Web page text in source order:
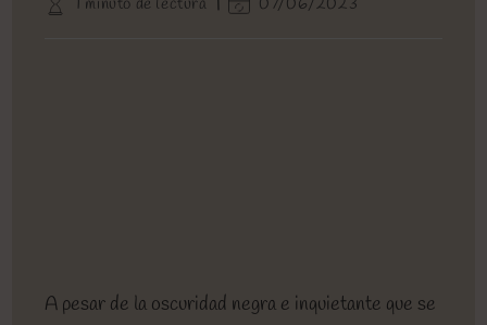
entrada:
entrada:
la
1 minuto de lectura 07/06/2023
A pesar de la oscuridad negra e inquietante que se